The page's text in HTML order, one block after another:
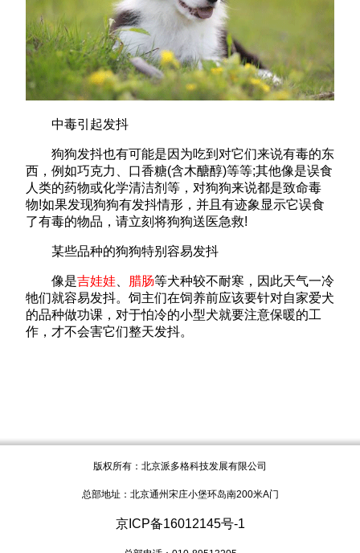
中毒引起发抖
狗狗发抖也有可能是因为吃到对它们来说有毒的东
西，例如巧克力、口香糖(含木醣醇)等等;其他像是误食
人类的药物或化学清洁剂等，对狗狗来说都是致命毒
物!如果发现狗狗有发抖情形，并且有迹象显示它误食
了有毒的物品，请立刻将狗狗送医急救!
某些品种的狗狗特别容易发抖
像是吉娃娃 腊肠等犬种较不耐寒，因此天气一冷
牠们就容易发抖。饲主们在饲养前应该要针对自家爱犬
的品种做功课，对于怕冷的小型犬就要注意保暖的工
作，才不会害它们整天发抖。
版权所有：北京派多格科技发展有限公司
总部地址：北京通州宋庄小堡环岛南200米A门
京ICP备16012145号-1